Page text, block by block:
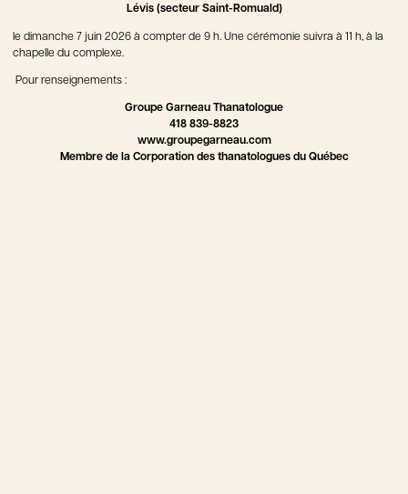
Lévis (secteur Saint-Romuald)
le dimanche 7 juin 2026 à compter de 9 h. Une cérémonie suivra à 11 h, à la
chapelle du complexe.
Pour renseignements :
Groupe Garneau Thanatologue
418 839-8823
www.groupegarneau.com
Membre de la Corporation des thanatologues du Québec